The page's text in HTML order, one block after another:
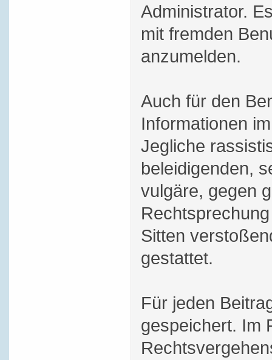
Administrator.
mit fremden
anzumelden.
Auch für den
Informationen
Jegliche
beleidigenden,
vulgäre, gegen
Sitten
gestattet.
Für jeden
gespeichert. Im